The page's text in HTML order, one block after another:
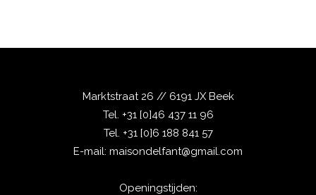
Marktstraat 26 // 6191 JX Beek
Tel. +31 [0]46 437 11 96
Tel. +31 [0]6 188 841 57
E-mail: maisondelfant@gmail.com
Openingstijden: